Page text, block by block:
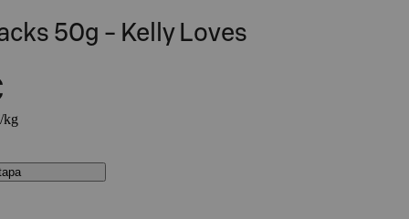
50g - Kelly Loves
kg